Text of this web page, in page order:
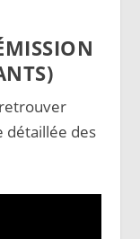
détaillée des